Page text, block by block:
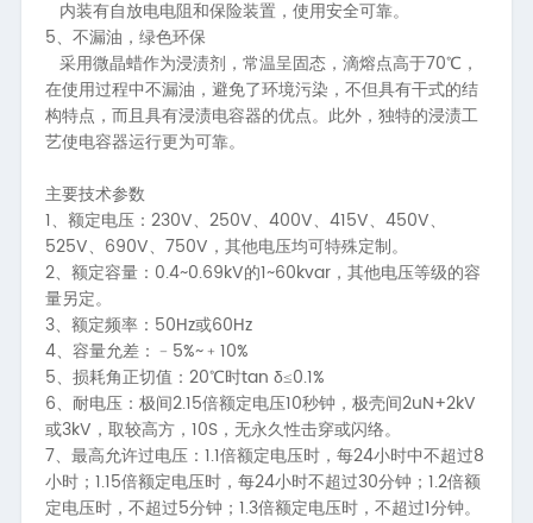
内装有自放电电阻和保险装置，使用安全可靠。
5、
不漏油，绿色环保
采用微晶蜡作为浸渍剂，常温呈固态，滴熔点高于70℃，
在使用过程中不漏油，避免了环境污染，不但具有干式的结
构特点，而且具有浸渍电容器的优点。此外，独特的浸渍工
艺使电容器运行更为可靠。
主要技术参数
1、 额定电压： 230V 250V 400V 415V 450V
525V 690V 750V ，其他电压均可特殊定制。
2、 额定容量： 0.4~0.69kV的1~60kvar，其他电压等级的容
量另定。
3、 额定频率： 50Hz或60Hz
4、
容量允差：﹣ 5%~﹢ 10%
5、
损耗角正切值： 20℃时tan δ≤0.1%
6、
耐电压：极间2.15倍额定电压10秒钟，极壳间2uN+2kV
或3kV ，取较高方， 10S，无永久性击穿或闪络。
7、 最高允许过电压： 1.1倍额定电压时，每24小时中不超过8
小时； 1.15倍额定电压时，每24小时不超过30分钟； 1.2倍额
定电压时，不超过5分钟； 1.3倍额定电压时，不超过1分钟。